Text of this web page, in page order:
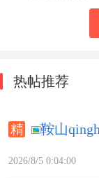
热帖推荐
鞍山
2026/8/5 0:04:00